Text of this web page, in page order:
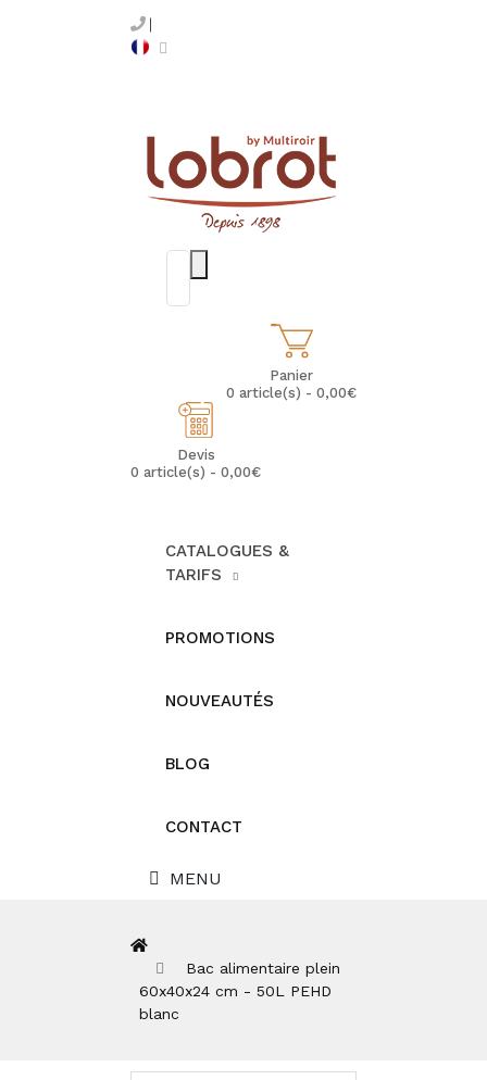
Panier
0 article(s) - 0,00€
Devis
0 article(s) - 0,00€
CATALOGUES &
TARIFS
PROMOTIONS
NOUVEAUTÉS
BLOG
CONTACT
MENU
Bac alimentaire plein
60x40x24 cm - 50L PEHD
blanc